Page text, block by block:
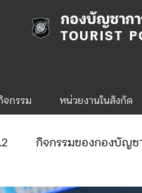
กองบัญชากา
TOURIST
จกรรม หน่วยงานในสังกัด
กิจกรรมของกองบัญช